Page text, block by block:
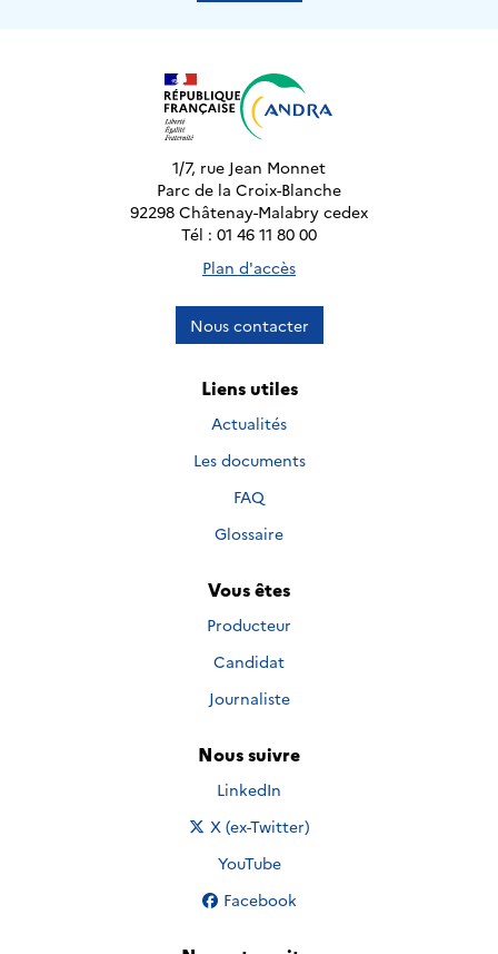
1/7, rue Jean Monnet
Parc de la Croix-Blanche
92298 Châtenay-Malabry cedex
Tél : 01 46 11 80 00
Plan d'accès
Nous contacter
Liens utiles
Actualités
Les documents
FAQ
Glossaire
Vous êtes
Producteur
Candidat
Journaliste
Nous suivre
Nous suivre sur
LinkedIn
Nous suivre sur
X (ex-Twitter)
Nous suivre sur
YouTube
Nous suivre sur
Facebook